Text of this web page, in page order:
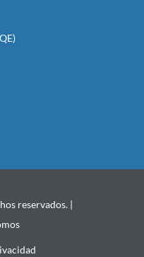
reservados. |